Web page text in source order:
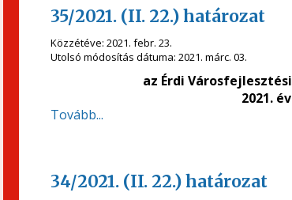
35/2021. (II. 22.) határozat
Közzétéve: 2021. febr. 23.
Utolsó módosítás dátuma: 2021. márc. 03.
az Érdi
2021.
Tovább...
34/2021. (II. 22.) határozat